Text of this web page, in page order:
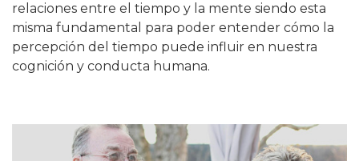
relaciones entre el tiempo y la mente siendo esta
misma fundamental para poder entender cómo la
percepción del tiempo puede influir en nuestra
cognición y conducta humana.